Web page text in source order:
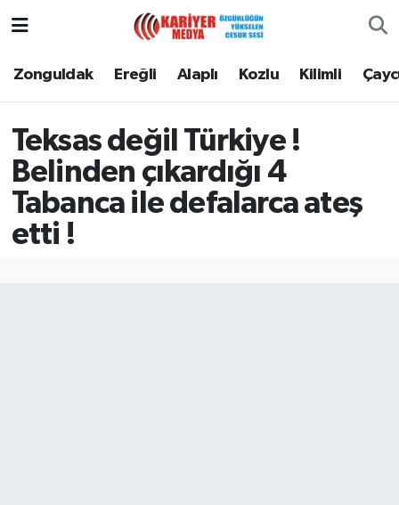
Zonguldak Ereğli Alaplı Kozlu Kilimli
Teksas değil Türkiye !
Belinden çıkardığı 4
Tabanca ile defalarca ateş
etti !
Zonguldak
Alaplı
Kozlu
Kilimli
Zonguldak Nöbetçi Eczaneler
Zonguldak Namaz Vakitleri
Zonguldak Trafik Yoğunluk Haritası
Puan Durumu ve Fikstür